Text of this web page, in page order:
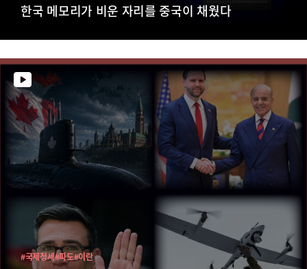
한국 메모리가 비운 자리를 중국이 채웠다
#국제정세#파도#이란